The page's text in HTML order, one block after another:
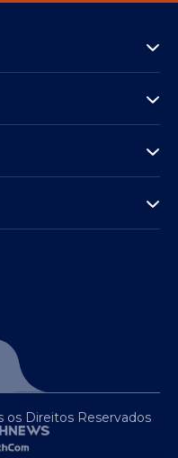
os Direitos Reservados